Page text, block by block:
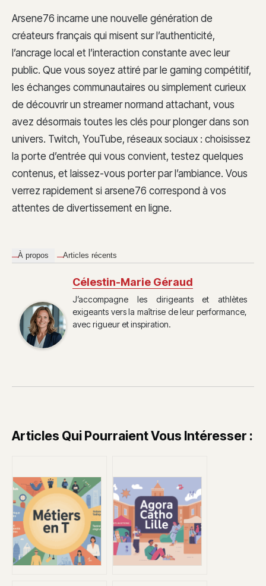
Arsene76 incarne une nouvelle génération de
créateurs français qui misent sur l’authenticité,
l’ancrage local et l’interaction constante avec leur
public. Que vous soyez attiré par le gaming compétitif,
les échanges communautaires ou simplement curieux
de découvrir un streamer normand attachant, vous
avez désormais toutes les clés pour plonger dans son
univers. Twitch, YouTube, réseaux sociaux : choisissez
la porte d’entrée qui vous convient, testez quelques
contenus, et laissez-vous porter par l’ambiance. Vous
verrez rapidement si arsene76 correspond à vos
attentes de divertissement en ligne.
À propos Articles récents
Célestin-Marie Géraud
J’accompagne les dirigeants et athlètes
exigeants vers la maîtrise de leur performance,
avec rigueur et inspiration.
Articles Qui Pourraient Vous Intéresser :